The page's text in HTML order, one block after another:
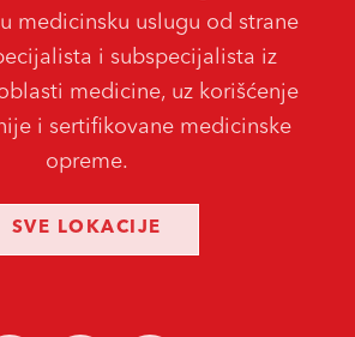
medicinsku uslugu od strane
i subspecijalista iz
medicine, uz korišćenje
i sertifikovane medicinske
opreme.
SVE LOKACIJE